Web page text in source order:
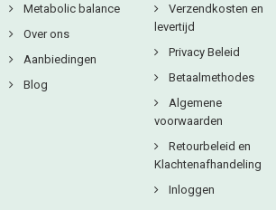
Metabolic balance
Over ons
Aanbiedingen
Blog
Verzendkosten en
levertijd
Privacy Beleid
Betaalmethodes
Algemene
voorwaarden
Retourbeleid en
Klachtenafhandeling
Inloggen